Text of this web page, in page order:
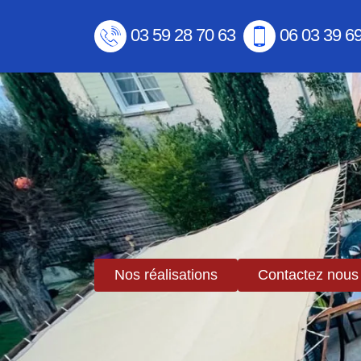
03 59 28 70 63 06 03 39
Nos réalisations Contactez nous